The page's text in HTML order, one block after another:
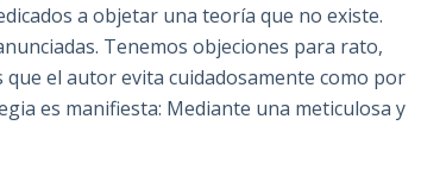
a objetar una teoría que no existe.
Tenemos objeciones para rato,
el autor evita cuidadosamente como por
es manifiesta: Mediante una meticulosa y